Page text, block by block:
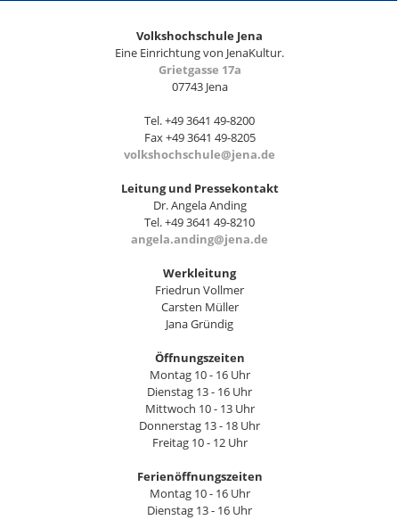
Volkshochschule Jena
Eine Einrichtung von JenaKultur.
Grietgasse 17a
07743 Jena
Tel. +49 3641 49-8200
Fax +49 3641 49-8205
volkshochschule@jena.de
Leitung und Pressekontakt
Dr. Angela Anding
Tel. +49 3641 49-8210
angela.anding@jena.de
Werkleitung
Friedrun Vollmer
Carsten Müller
Jana Gründig
Öffnungszeiten
Montag 10 - 16 Uhr
Dienstag 13 - 16 Uhr
Mittwoch 10 - 13 Uhr
Donnerstag 13 - 18 Uhr
Freitag 10 - 12 Uhr
Ferienöffnungszeiten
Montag 10 - 16 Uhr
Dienstag 13 - 16 Uhr